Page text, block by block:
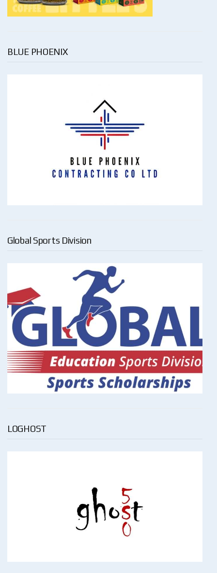
BLUE PHOENIX
Global Sports Division
LOGHOST